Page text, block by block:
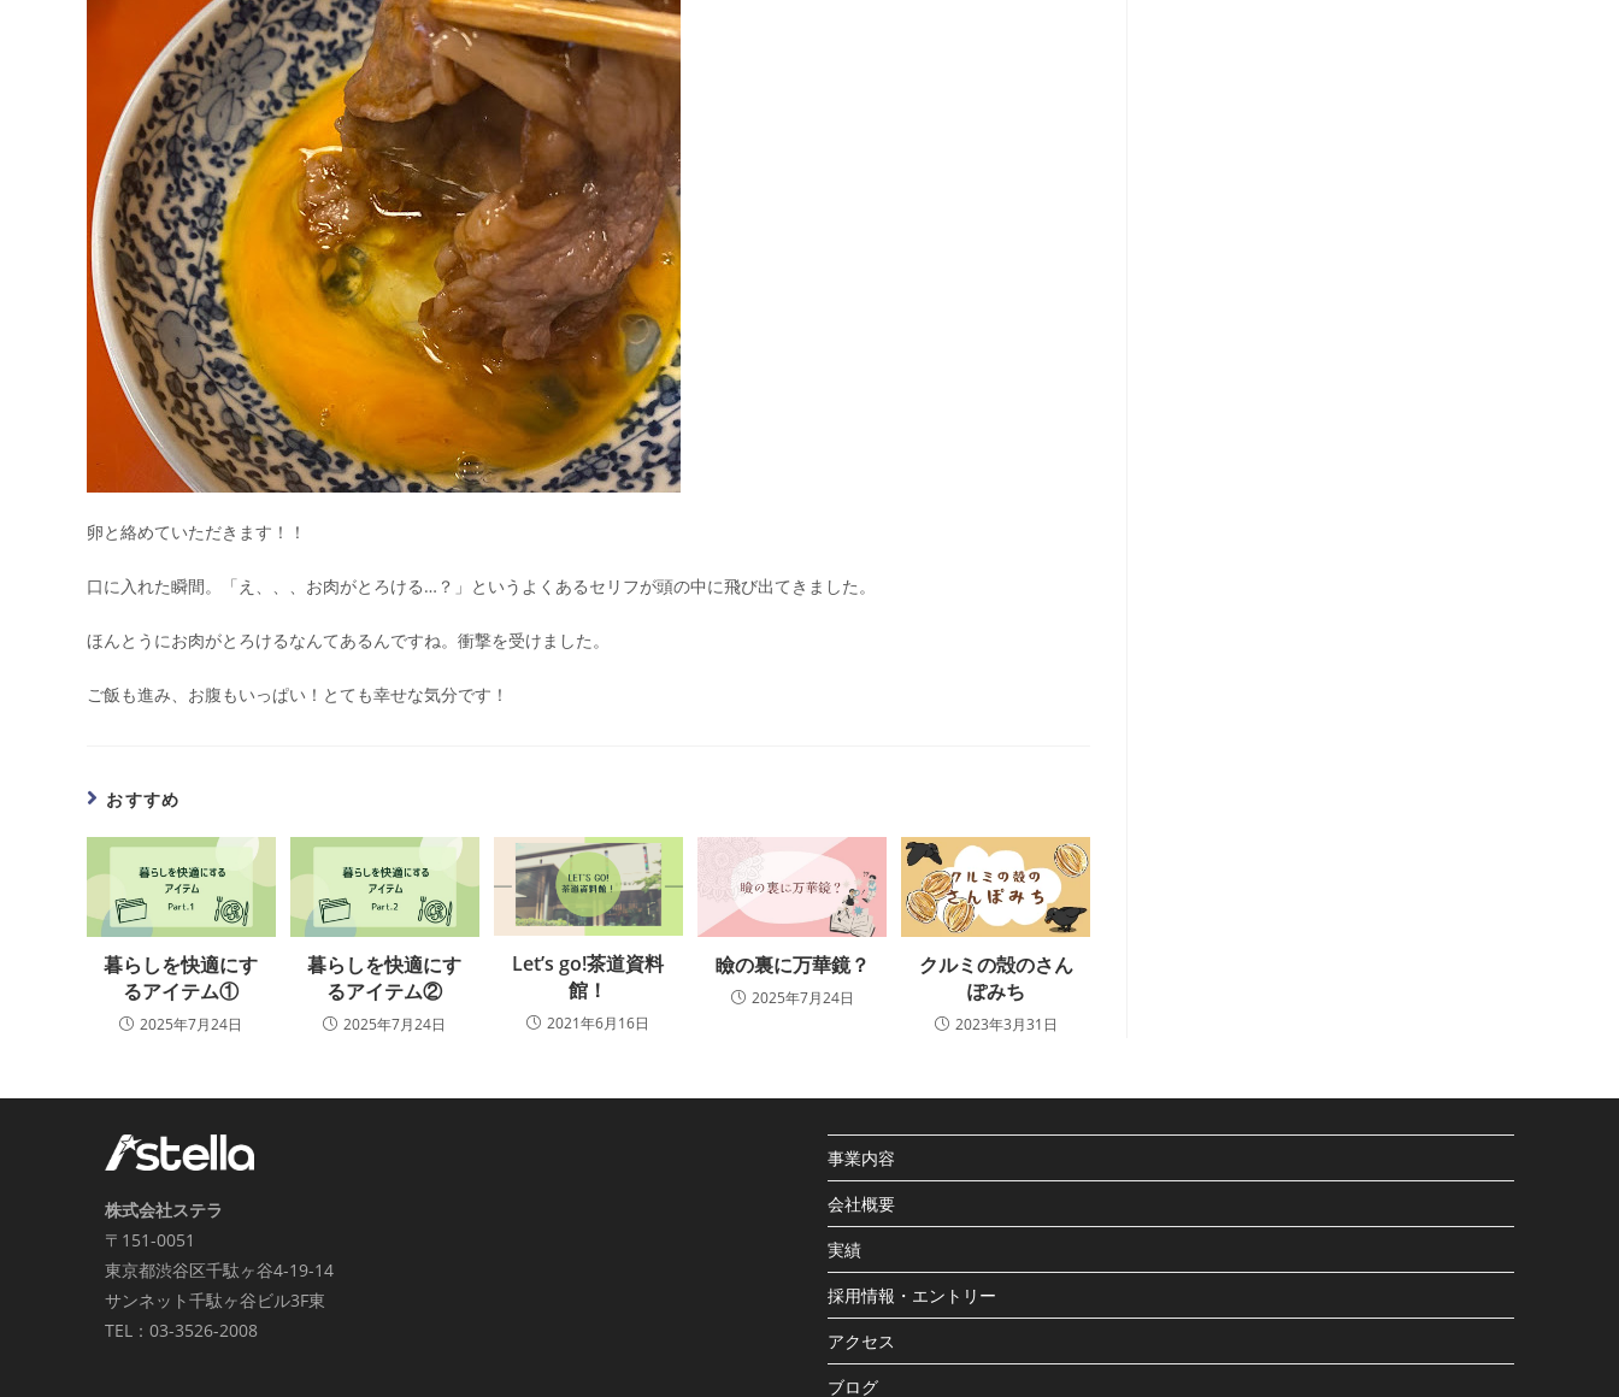
卵と絡めていただきます！！
口に入れた瞬間。「え、、、お肉がとろける…？」というよくあるセリフが頭の中に飛び出てきました。
ほんとうにお肉がとろけるなんてあるんですね。衝撃を受けました。
ご飯も進み、お腹もいっぱい！とても幸せな気分です！
おすすめ
暮らしを快適にす
るアイテム①
2025年7月24日
暮らしを快適にす
るアイテム②
2025年7月24日
Let’s go!茶道資料
館！
2021年6月16日
瞼の裏に万華鏡？
2025年7月24日
クルミの殻のさん
ぽみち
2023年3月31日
株式会社ステラ
〒151-0051
東京都渋谷区千駄ヶ谷4-19-14
サンネット千駄ヶ谷ビル3F東
TEL：03-3526-2008
事業内容
会社概要
実績
採用情報・エントリー
アクセス
ブログ